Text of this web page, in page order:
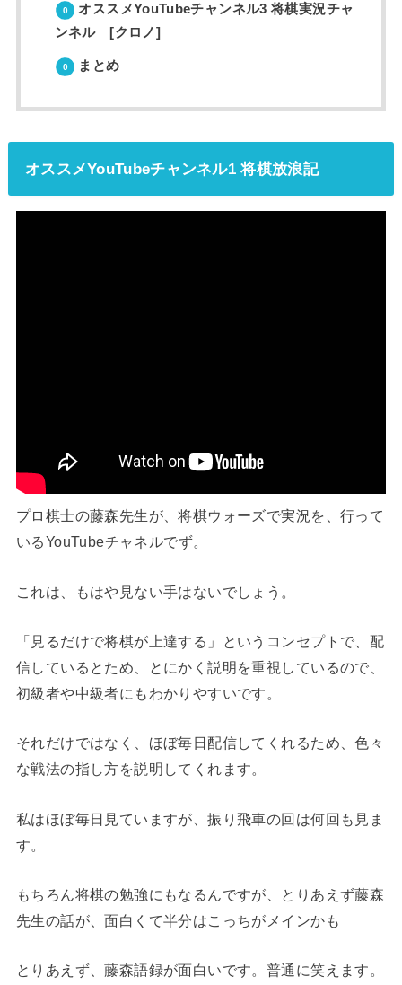
オススメYouTubeチャンネル3 将棋実況チャ
ンネル [クロノ]
まとめ
オススメYouTubeチャンネル1 将棋放浪記
プロ棋士の藤森先生が、将棋ウォーズで実況を、行って
いるYouTubeチャネルでず。
これは、もはや見ない手はないでしょう。
「見るだけで将棋が上達する」というコンセプトで、配
信しているとため、とにかく説明を重視しているので、
初級者や中級者にもわかりやすいです。
それだけではなく、ほぼ毎日配信してくれるため、色々
な戦法の指し方を説明してくれます。
私はほぼ毎日見ていますが、振り飛車の回は何回も見ま
す。
もちろん将棋の勉強にもなるんですが、とりあえず藤森
先生の話が、面白くて半分はこっちがメインかも
とりあえず、藤森語録が面白いです。普通に笑えます。